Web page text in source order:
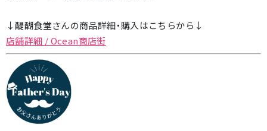
↓醍醐食堂さんの商品詳細・購入はこちらから↓
店舗詳細 / Ocean商店街